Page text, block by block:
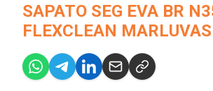
SAPATO SEG EVA BR
FLEXCLEAN MARLUVAS